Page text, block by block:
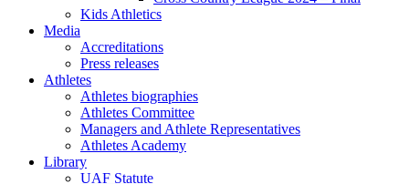
Kids Athletics
Media
Accreditations
Press releases
Athletes
Athletes biographies
Athletes Committee
Managers and Athlete Representatives
Athletes Academy
Library
UAF Statute